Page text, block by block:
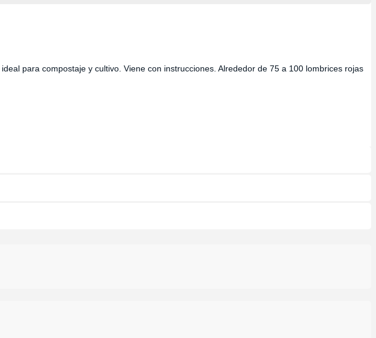
para compostaje y cultivo. Viene con instrucciones. Alrededor de 75 a 100 lombrices rojas